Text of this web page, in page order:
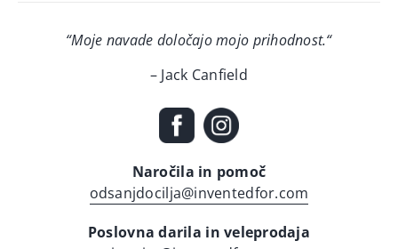
“Moje navade določajo mojo prihodnost.“
– Jack Canfield
Naročila in pomoč
odsanjdocilja@inventedfor.com
Poslovna darila in veleprodaja